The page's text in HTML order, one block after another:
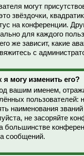
могут
звёздочки,
на конференции.
для каждого
же зависит, какие
с
я могу изменить его?
вашим именем,
наименования
не засоряйте
большинстве
сообщений.